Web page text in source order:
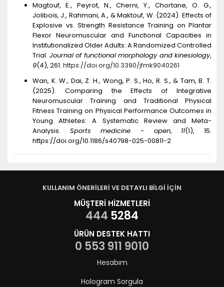
Magtouf, E., Peyrot, N., Cherni, Y., Chortane, O. G.,
Jolibois, J., Rahmani, A., & Maktouf, W. (2024). Effects of
Explosive vs. Strength Resistance Training on Plantar
Flexor Neuromuscular and Functional Capacities in
Institutionalized Older Adults: A Randomized Controlled
Trial. Journal of functional morphology and kinesiology,
9(4), 261. https://doi.org/10.3390/jfmk9040261
Wan, K. W., Dai, Z. H., Wong, P. S., Ho, R. S., & Tam, B. T.
(2025). Comparing the Effects of Integrative
Neuromuscular Training and Traditional Physical
Fitness Training on Physical Performance Outcomes in
Young Athletes: A Systematic Review and Meta-
Analysis. Sports medicine - open, 11(1), 15.
https://doi.org/10.1186/s40798-025-00811-2
KULLANIM ÖNERİLERİ VE DETAYLI BİLGİ İÇİN
MÜŞTERİ HİZMETLERİ
444 5284
ÜRÜN DESTEK HATTI
0 553 911 9010
Hesabım
Hologram Sorgula